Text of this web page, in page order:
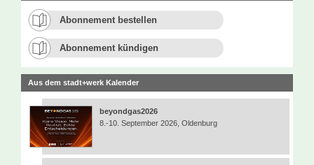
Abonnement bestellen
Abonnement kündigen
Aus dem stadt+werk Kalender
beyondgas2026
8.-10. September 2026, Oldenburg